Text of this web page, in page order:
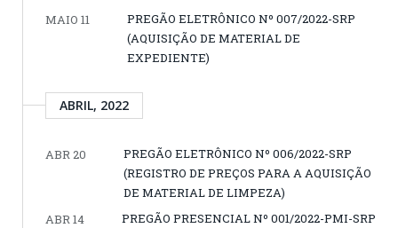
MAIO 11
PREGÃO ELETRÔNICO Nº 007/2022-SRP
(AQUISIÇÃO DE MATERIAL DE
EXPEDIENTE)
ABRIL, 2022
ABR 20
PREGÃO ELETRÔNICO Nº 006/2022-SRP
(REGISTRO DE PREÇOS PARA A AQUISIÇÃO
DE MATERIAL DE LIMPEZA)
ABR 14
PREGÃO PRESENCIAL Nº 001/2022-PMI-SRP